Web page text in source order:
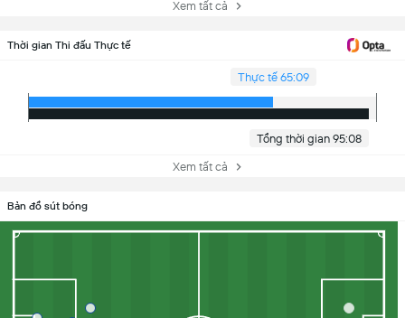
Xem tất cả
Thời gian Thi đấu Thực tế
Thực tế 65:09
Tổng thời gian 95:08
Xem tất cả
Bản đồ sút bóng